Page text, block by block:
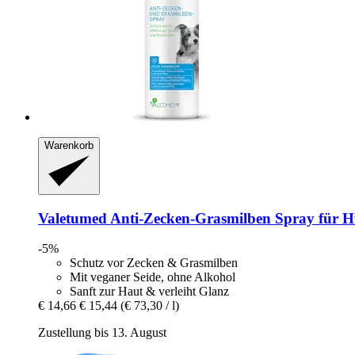
Warenkorb
Valetumed Anti-​Zecken-​Grasmilben Spray für
-5%
Schutz vor Zecken & Grasmilben
Mit veganer Seide, ohne Alkohol
Sanft zur Haut & verleiht Glanz
€ 14,66 € 15,44 (€ 73,30 / l)
Zustellung bis 13. August